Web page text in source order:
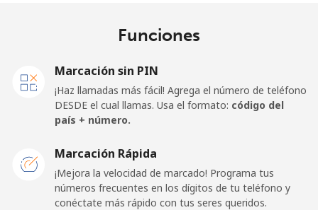
⁦29.5¢⁩
33 min por
Celular
⁦€10⁩
Línea fija ⁦1.5¢⁩
665 min por
⁦€10⁩
Funciones
Marcación sin PIN
¡Haz llamadas más fácil! Agrega el número de teléfono
DESDE el cual llamas. Usa el formato: código del
país + número.
Marcación Rápida
¡Mejora la velocidad de marcado! Programa tus
números frecuentes en los dígitos de tu teléfono y
conéctate más rápido con tus seres queridos.